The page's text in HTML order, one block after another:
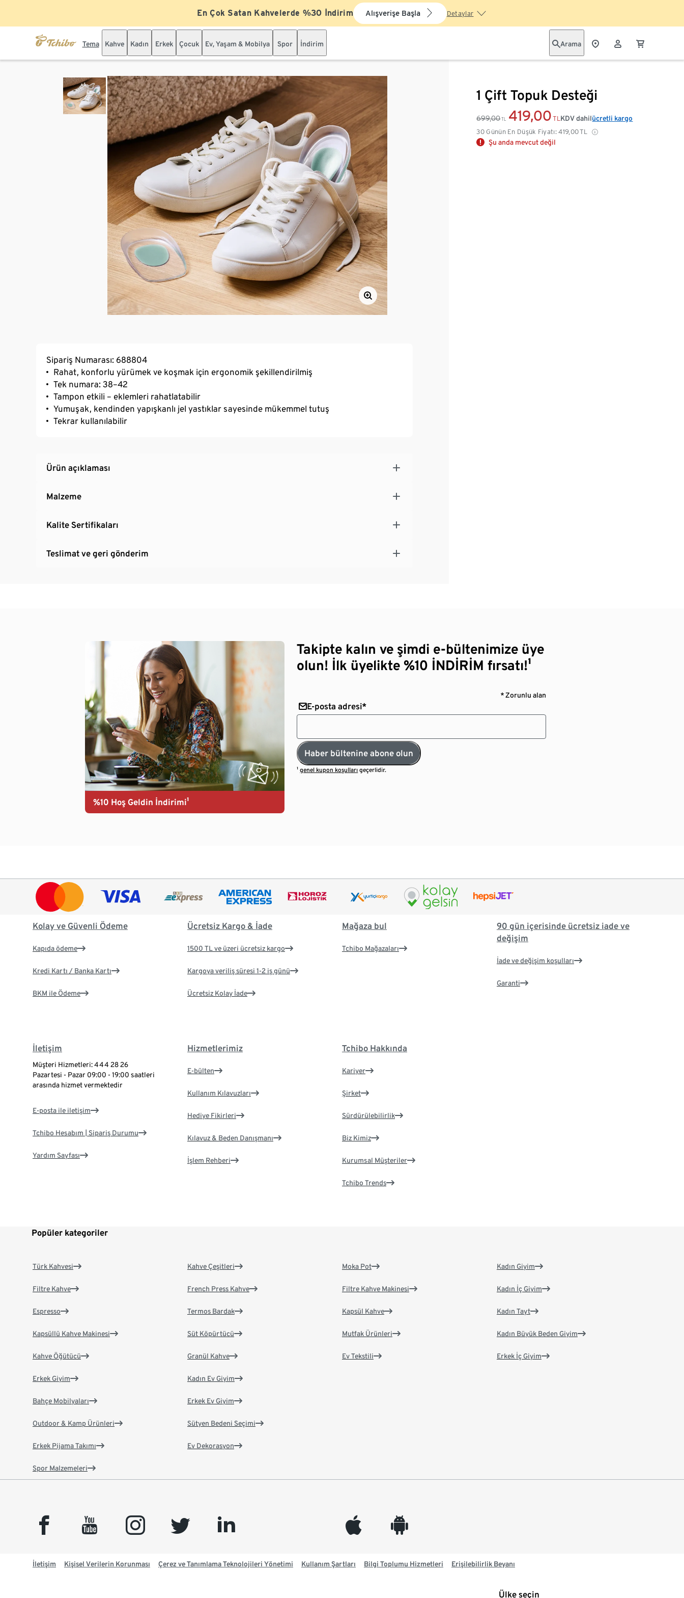
En Çok Satan Kahvelerde %30 İndirim Alışverişe Başla Detaylar
Tema Kahve Kadın Erkek Çocuk Ev, Yaşam & Mobilya Spor İndirim Arama
1 Çift Topuk Desteği
699,00 TL 419,00 TL
30 Günün En Düşük Fiyatı: 419,00TL
KDV dahilücretli kargo
Şu anda mevcut değil
Sipariş Numarası: 688804
Rahat, konforlu yürümek ve koşmak için ergonomik şekillendirilmiş
Tek numara: 38–42
Tampon etkili – eklemleri rahatlatabilir
Yumuşak, kendinden yapışkanlı jel yastıklar sayesinde mükemmel tutuş
Tekrar kullanılabilir
Ürün açıklaması
Malzeme
Kalite Sertifikaları
Teslimat ve geri gönderim
%10 Hoş Geldin İndirimi¹
Takipte kalın ve şimdi e-bültenimize üye
olun! İlk üyelikte %10 İNDİRİM fırsatı!¹
* Zorunlu alan
E-posta adresi*
Haber bültenine abone olun
¹genel kupon koşulları geçerlidir.
Kolay ve Güvenli Ödeme
Kapıda ödeme
Kredi Kartı / Banka Kartı
BKM ile Ödeme
Ücretsiz Kargo & İade
1500 TL ve üzeri ücretsiz kargo
Kargoya veriliş süresi 1-2 iş günü
Ücretsiz Kolay İade
Mağaza bul
Tchibo Mağazaları
90 gün içerisinde ücretsiz iade ve
değişim
İade ve değişim koşulları
Garanti
İletişim
Müşteri Hizmetleri: 444 28 26
Pazartesi - Pazar 09:00 - 19:00 saatleri
arasında hizmet vermektedir
E-posta ile iletişim
Tchibo Hesabım | Sipariş Durumu
Yardım Sayfası
Hizmetlerimiz
E-bülten
Kullanım Kılavuzları
Hediye Fikirleri
Kılavuz & Beden Danışmanı
İşlem Rehberi
Tchibo Hakkında
Kariyer
Şirket
Sürdürülebilirlik
Biz Kimiz
Kurumsal Müşteriler
Tchibo Trends
Popüler kategoriler
Türk Kahvesi
Filtre Kahve
Espresso
Kapsüllü Kahve Makinesi
Kahve Öğütücü
Kahve Çeşitleri
French Press Kahve
Termos Bardak
Süt Köpürtücü
Granül Kahve
Moka Pot
Filtre Kahve Makinesi
Kapsül Kahve
Mutfak Ürünleri
Ev Tekstili
Kadın Giyim
Kadın İç Giyim
Kadın Tayt
Kadın Büyük Beden Giyim
Erkek İç Giyim
Erkek Giyim
Bahçe Mobilyaları
Outdoor & Kamp Ürünleri
Erkek Pijama Takımı
Spor Malzemeleri
Kadın Ev Giyim
Erkek Ev Giyim
Sütyen Bedeni Seçimi
Ev Dekorasyon
facebook youtube instagram twitter linkedin appleinc android
İletişim Kişisel Verilerin Korunması Çerez ve Tanımlama Teknolojileri Yönetimi Kullanım Şartları Bilgi Toplumu Hizmetleri Erişilebilirlik Beyanı
Ülke seçin